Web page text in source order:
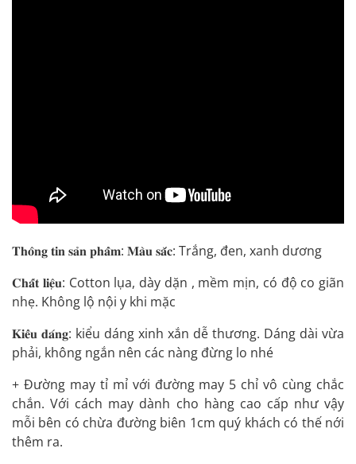
𝐓𝐡𝐨̂𝐧𝐠 𝐭𝐢𝐧 𝐬𝐚̉𝐧 𝐩𝐡𝐚̂̉𝐦: 𝐌𝐚̀𝐮 𝐬𝐚̆́𝐜: Trắng, đen, xanh dương
𝐂𝐡𝐚̂́𝐭 𝐥𝐢𝐞̣̂𝐮: Cotton lụa, dày dặn , mềm mịn, có độ co giãn
nhẹ. Không lộ nội y khi mặc
𝐊𝐢𝐞̂̉𝐮 𝐝𝐚́𝐧𝐠: kiểu dáng xinh xắn dễ thương. Dáng dài vừa
phải, không ngắn nên các nàng đừng lo nhé
+ Đường may tỉ mỉ với đường may 5 chỉ vô cùng chắc
chắn. Với cách may dành cho hàng cao cấp như vậy
mỗi bên có chừa đường biên 1cm quý khách có thế nới
thêm ra.